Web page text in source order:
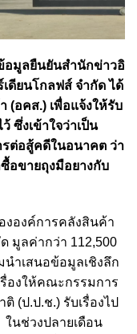
มูลยืนยันสำนักข่าวอิ
ดียนโกลฟส์ จำกัด ได้
(อคส.) เพื่อแจ้งให้รับ
ซึ่งเข้าใจว่าเป็น
ต่อสู้คดีในอนาคต ว่า
อขายถุงมือยางกับ
งองค์การคลังสินค้า
มูลค่ากว่า 112,500
ำเสนอข้อมูลเชิงลึก
องให้คณะกรรมการ
(ป.ป.ช.) รับเรื่องไป
นช่วงปลายเดือน